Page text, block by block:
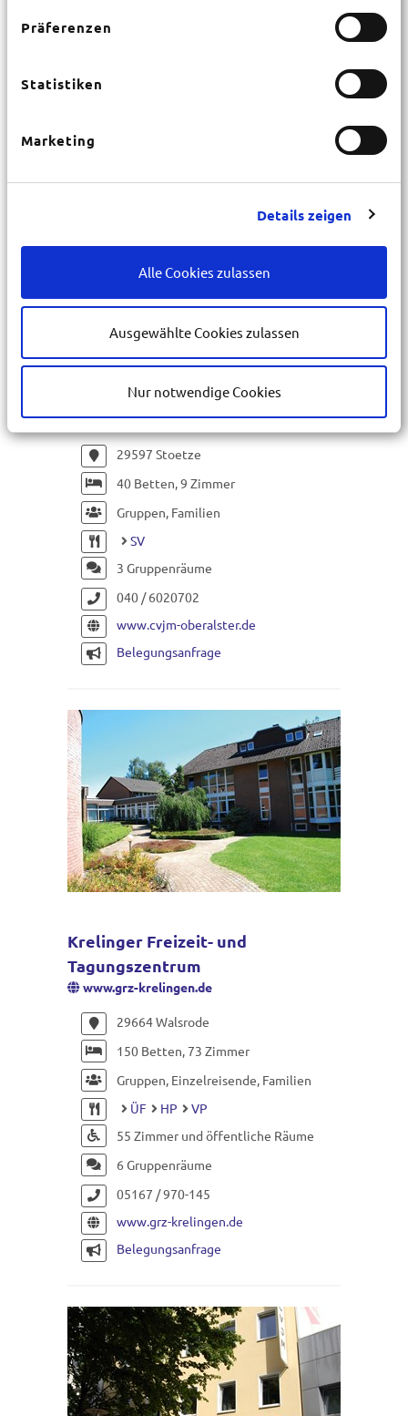
Präferenzen
Statistiken
Marketing
Details zeigen
Alle Cookies zulassen
Ausgewählte Cookies zulassen
Nur notwendige Cookies
CVJM Freizeitheim Stoetze
www.cvjm-oberalster.de
29597 Stoetze
40 Betten, 9 Zimmer
Gruppen, Familien
SV
3 Gruppenräume
040 / 6020702
www.cvjm-oberalster.de
Belegungsanfrage
Krelinger Freizeit- und
Tagungszentrum
www.grz-krelingen.de
29664 Walsrode
150 Betten, 73 Zimmer
Gruppen, Einzelreisende, Familien
ÜF
HP
VP
55 Zimmer und öffentliche Räume
6 Gruppenräume
05167 / 970-145
www.grz-krelingen.de
Belegungsanfrage